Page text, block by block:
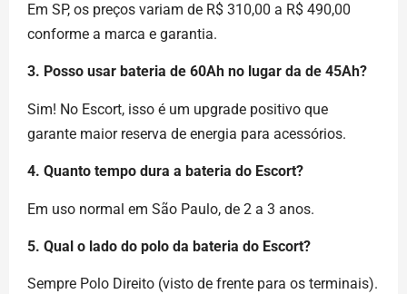
Em SP, os preços variam de R$ 310,00 a R$ 490,00
conforme a marca e garantia.
3. Posso usar bateria de 60Ah no lugar da de 45Ah?
Sim! No Escort, isso é um upgrade positivo que
garante maior reserva de energia para acessórios.
4. Quanto tempo dura a bateria do Escort?
Em uso normal em São Paulo, de 2 a 3 anos.
5. Qual o lado do polo da bateria do Escort?
Sempre Polo Direito (visto de frente para os terminais).